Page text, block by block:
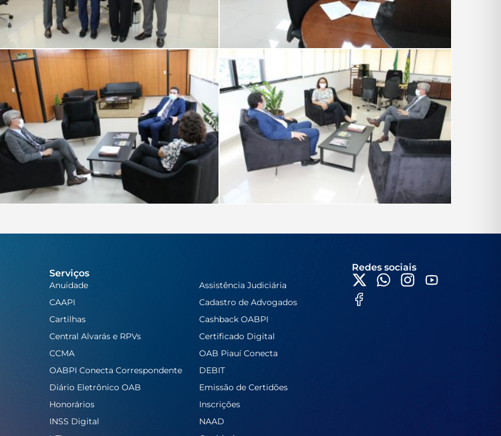
Serviços
Anuidade
Assistência Judiciária
CAAPI
Cadastro de Advogados
Cartilhas
Cashback OABPI
Central Alvarás e RPVs
Certificado Digital
CCMA
OAB Piauí Conecta
OABPI Conecta Correspondente
DEBIT
Diário Eletrônico OAB
Emissão de Certidões
Honorários
Inscrições
INSS Digital
NAAD
Redes sociais